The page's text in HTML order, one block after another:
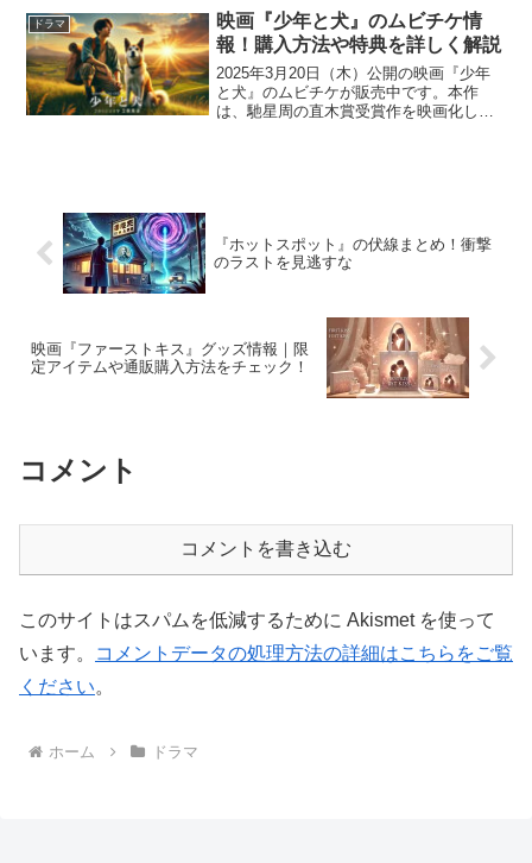
では、脚本家・金沢知樹や監督陣のこだ
わり、キャストの演技...
ドラマ
映画『少年と犬』のムビチケ情
報！購入方法や特典を詳しく解説
2025年3月20日（木）公開の映画『少年
と犬』のムビチケが販売中です。本作
は、馳星周の直木賞受賞作を映画化した
『ホットスポット』の伏線まとめ！衝撃
のラストを見逃すな
映画『ファーストキス』グッズ情報｜限
定アイテムや通販購入方法をチェック！
コメント
コメントを書き込む
このサイトはスパムを低減するために Akismet を使って
います。
コメントデータの処理方法の詳細はこちらをご覧
ください。
ホーム ドラマ